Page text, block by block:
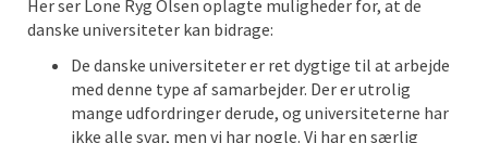
Her ser Lone Ryg Olsen oplagte muligheder for, at de
danske universiteter kan bidrage:
De danske universiteter er ret dygtige til at arbejde
med denne type af samarbejder. Der er utrolig
mange udfordringer derude, og universiteterne har
ikke alle svar, men vi har nogle. Vi har en særlig